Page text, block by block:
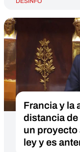
Francia y la
distancia
un proyecto
ley y es